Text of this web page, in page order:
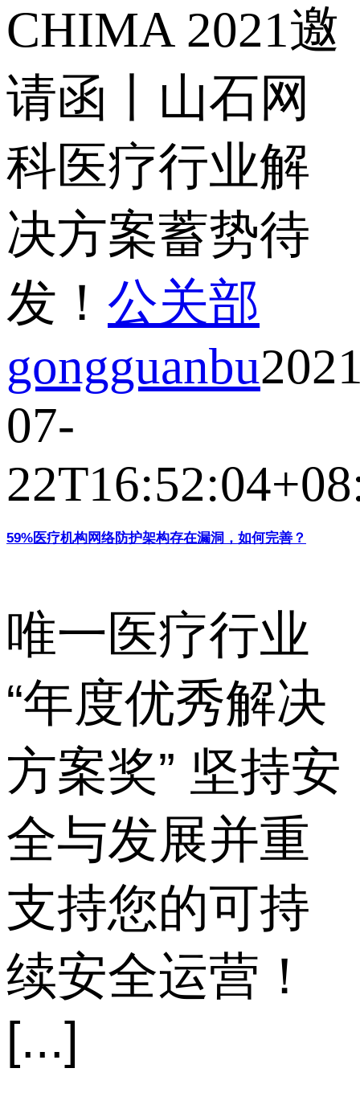
CHIMA 2021邀
请函丨山石网
科医疗行业解
决方案蓄势待
发！ 公关部
gongguanbu
07-
59%医疗机构网络防护架构存在漏洞，如何完善？
唯一医疗行业
“年度优秀解决
方案奖” 坚持安
全与发展并重
支持您的可持
续安全运营！
[...]